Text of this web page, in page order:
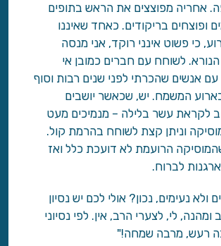
אחריה מפוצצים את הראש בתופים
ופוצחים בריקודים. כאחד שאיננו
כי פשוט אינני רוקד, אני מנסה
לשוחח עם חברים כמובן אי
אנשים שהכרתי לפני שנים רבות וסוף
המשמח. יש, שכאשר יושבים
לקראת עשר בלילה – מנמיכים מעט
וניתן קצת לשוחח בהרמת קול.
הרועמת לא דועכת כלל ואז
לברוח.
ולא נעימים, נכון? אולי לכם יש נסיון
ומהנה, לי, לצערי הרב, אין. לפי נסיוני
רעש, מרבה שמחה!"